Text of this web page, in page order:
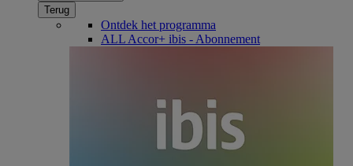
Terug
Ontdek het programma
ALL Accor+ ibis - Abonnement